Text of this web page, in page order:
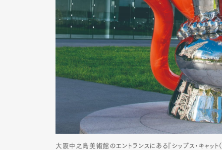
Pen
Pen
大阪中之島美術館のエントランスにある『シップス・キャッ